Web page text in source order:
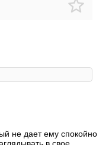
не дает ему спокойно